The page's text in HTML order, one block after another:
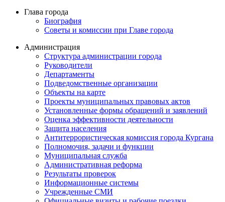
Глава города
Биография
Советы и комиссии при Главе города
Администрация
Структура администрации города
Руководители
Департаменты
Подведомственные организации
Объекты на карте
Проекты муниципальных правовых актов
Установленные формы обращений и заявлений
Оценка эффективности деятельности
Защита населения
Антитеррористическая комиссия города Кургана
Полномочия, задачи и функции
Муниципальная служба
Административная реформа
Результаты проверок
Информационные системы
Учрежденные СМИ